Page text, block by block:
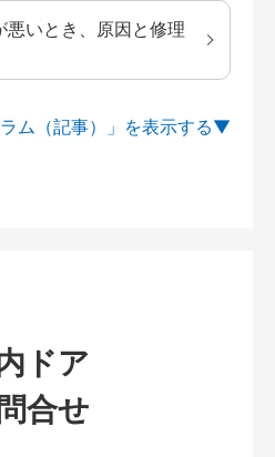
悪いとき、原因と修理
ム（記事）」を
ドア
合せ